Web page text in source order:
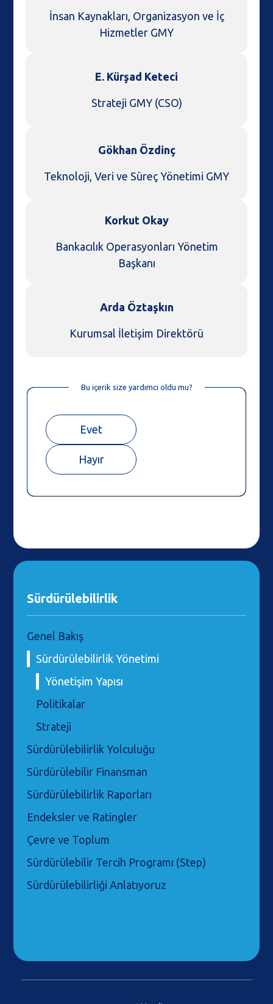
İnsan Kaynakları, Organizasyon ve İç
Hizmetler GMY
E. Kürşad Keteci
Strateji GMY (CSO)
Gökhan Özdinç
Teknoloji, Veri ve Süreç Yönetimi GMY
Korkut Okay
Bankacılık Operasyonları Yönetim
Başkanı
Arda Öztaşkın
Kurumsal İletişim Direktörü
Bu içerik size yardımcı oldu mu?
Evet
Hayır
Sürdürülebilirlik
Genel Bakış
Sürdürülebilirlik Yönetimi
Yönetişim Yapısı
Politikalar
Strateji
Sürdürülebilirlik Yolculuğu
Sürdürülebilir Finansman
Sürdürülebilirlik Raporları
Endeksler ve Ratingler
Çevre ve Toplum
Sürdürülebilir Tercih Programı (Step)
Sürdürülebilirliği Anlatıyoruz